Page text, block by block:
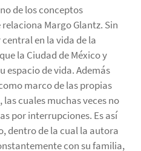
de los conceptos
Margo Glantz. Sin
en la vida de la
la Ciudad de México y
espacio de vida. Además
marco de las propias
cuales muchas veces no
por interrupciones. Es así
dentro de la cual la autora
con su familia,